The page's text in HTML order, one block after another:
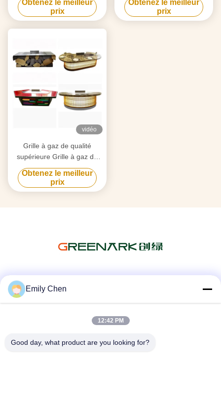
500x380 mm
Obtenez le meilleur
prix
température 50-300C 2 ans
Obtenez le meilleur
prix
vidéo
Grille à gaz de qualité
supérieure Grille à gaz de
qualité supérieure Grille à
surface plate Plage de
température 50-300C
Obtenez le meilleur
prix
Emily Chen
12:42 PM
Good day, what product are you looking for?